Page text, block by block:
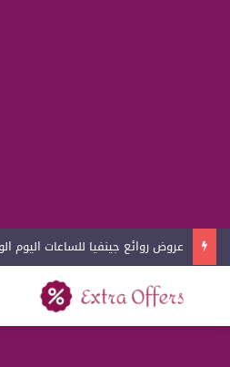
عروض لادون للساعات اليوم الوطني 2026
بحث عن